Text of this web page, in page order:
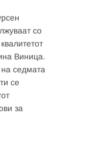
со
Виница.
на седмата
се
за